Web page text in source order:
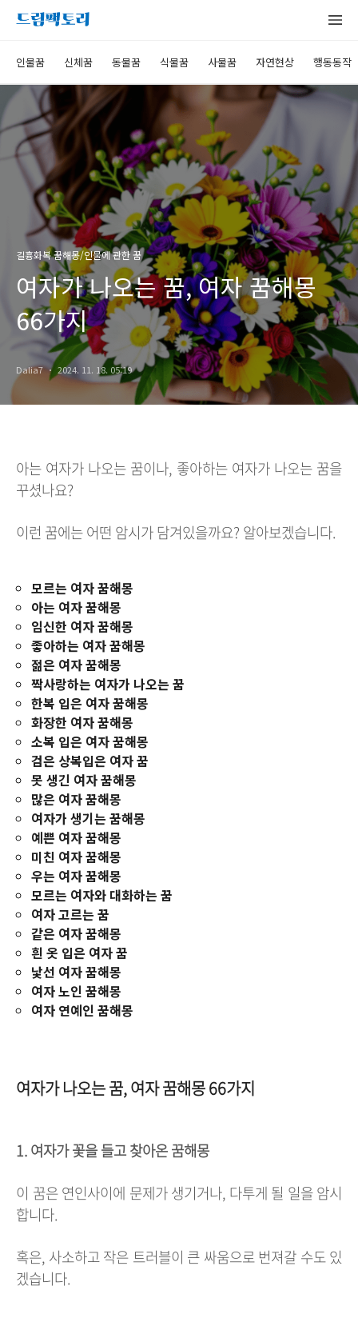
인물꿈 신체꿈 동물꿈 식물꿈 사물꿈 자연현상 행동동작
길흉화복 꿈해몽/인물에 관한 꿈
여자가 나오는 꿈, 여자 꿈해몽
66가지
Dalia7 2024. 11. 18. 05:19
아는 여자가 나오는 꿈이나, 좋아하는 여자가 나오는 꿈을
꾸셨나요?
이런 꿈에는 어떤 암시가 담겨있을까요? 알아보겠습니다.
모르는 여자 꿈해몽
아는 여자 꿈해몽
임신한 여자 꿈해몽
좋아하는 여자 꿈해몽
젊은 여자 꿈해몽
짝사랑하는 여자가 나오는 꿈
한복 입은 여자 꿈해몽
화장한 여자 꿈해몽
소복 입은 여자 꿈해몽
검은 상복입은 여자 꿈
못 생긴 여자 꿈해몽
많은 여자 꿈해몽
여자가 생기는 꿈해몽
예쁜 여자 꿈해몽
미친 여자 꿈해몽
우는 여자 꿈해몽
모르는 여자와 대화하는 꿈
여자 고르는 꿈
같은 여자 꿈해몽
흰 옷 입은 여자 꿈
낯선 여자 꿈해몽
여자 노인 꿈해몽
여자 연예인 꿈해몽
여자가 나오는 꿈, 여자 꿈해몽 66가지
1. 여자가 꽃을 들고 찾아온 꿈해몽
이 꿈은 연인사이에 문제가 생기거나, 다투게 될 일을 암시
합니다.
혹은, 사소하고 작은 트러블이 큰 싸움으로 번져갈 수도 있
겠습니다.